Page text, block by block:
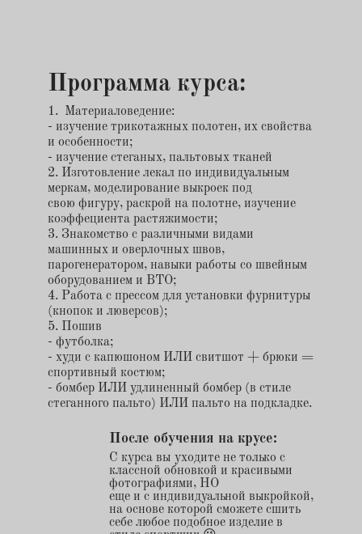
Программа курса:
1. Материаловедение:
- изучение трикотажных полотен, их свойства
и особенности;
- изучение стеганых, пальтовых тканей
2. Изготовление лекал по индивидуальным
меркам, моделирование выкроек под
свою фигуру, раскрой на полотне, изучение
коэффециента растяжимости;
3. Знакомство с различными видами
машинных и оверлочных швов,
парогенератором, навыки работы со швейным
оборудованием и ВТО;
4. Работа с прессом для установки фурнитуры
(кнопок и люверсов);
5. Пошив
- футболка;
- худи с капюшоном ИЛИ свитшот + брюки =
спортивный костюм;
- бомбер ИЛИ удлиненный бомбер (в стиле
стеганного пальто) ИЛИ пальто на подкладке.
После обучения на крусе:
С курса вы уходите не только с
классной обновкой и красивыми
фотографиями, НО
еще и с индивидуальной выкройкой,
на основе которой сможете сшить
себе любое подобное изделие в